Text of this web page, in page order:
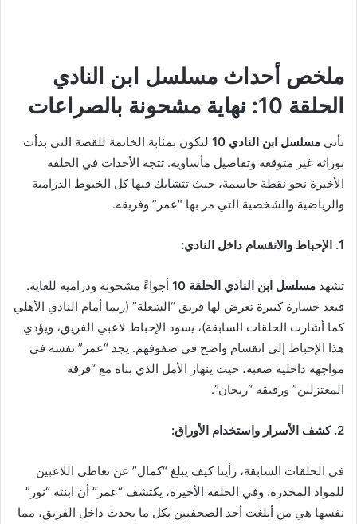
ملخص أحداث مسلسل ابن النادي
الحلقة 10: نهاية مشحونة بالصراعات
تأتي مسلسل ابن النادي 10
لتكون بمثابة الخاتمة للقصة التي بدأت
بوراثة غير متوقعة وتفاصيل مأساوية. تتجه الأحداث في الحلقة
الأخيرة نحو نقطة حاسمة، حيث تتشابك فيها كل الخيوط الدرامية
والرياضية والشخصية التي مر بها “عمر” وفريقه.
1. الإحباط والانقسام داخل النادي:
تشهد مسلسل ابن النادي الحلقة 10
أجواءً مشحونة ودرامية للغاية.
فبعد خسارة كبيرة تعرض لها فريق “الشعلة” (ربما أمام النادي الأهلي
كما أشارت الحلقات السابقة)، يسود الإحباط لاعبي الفريق، ويؤدي
هذا الإحباط إلى انقسام واضح في صفوفهم. يجد “عمر” نفسه في
مواجهة داخلية صعبة، حيث ينهار الأمل الذي بناه مع “فرقة
المعتزلين” ورفيقه “ريجان”.
2. كشف الأسرار واستخدام الأوراق:
في الحلقات السابقة، رأينا كيف يبلغ “كمال” عن تعاطي اللاعبين
للمواد المخدرة. وفي الحلقة الأخيرة، يكتشف “عمر” أن ابنته “نور”
نفسها هي من أبلغت أحد الصحفيين بكل ما يحدث داخل الفريق، مما